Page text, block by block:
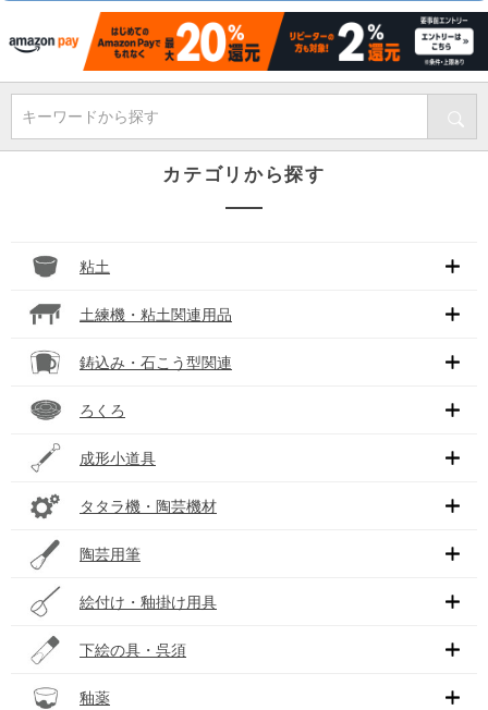
キーワードから探す
カテゴリから探す
粘土
土練機・粘土関連用品
鋳込み・石こう型関連
ろくろ
成形小道具
タタラ機・陶芸機材
陶芸用筆
絵付け・釉掛け用具
下絵の具・呉須
釉薬